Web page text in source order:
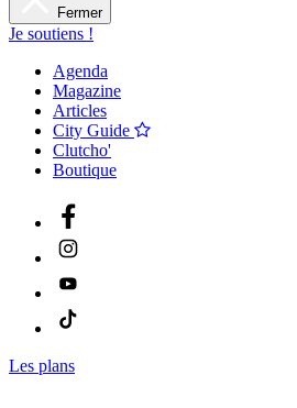
Fermer
Je soutiens !
Agenda
Magazine
Articles
City Guide
Clutcho'
Boutique
Les plans